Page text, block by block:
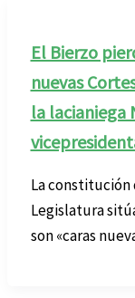
El Bierzo
nuevas
la lacianiega
La
Legislatura
son «caras